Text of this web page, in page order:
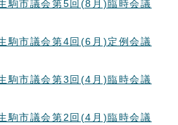
駒市議会第5回(8月)臨時会議
駒市議会第4回(6月)定例会議
駒市議会第3回(4月)臨時会議
駒市議会第2回(4月)臨時会議